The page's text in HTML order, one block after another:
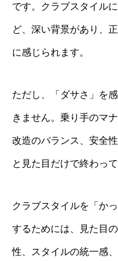
です。クラブスタイル
ど、深い背景があり、
に感じられます。
ただし、「ダサさ」を
きません。乗り手のマ
改造のバランス、安全
と見た目だけで終わっ
クラブスタイルを「か
するためには、見た目
性、スタイルの統一感